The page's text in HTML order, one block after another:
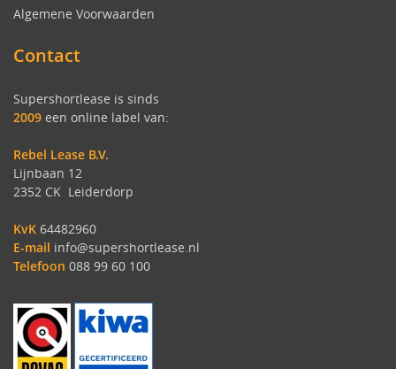
Algemene Voorwaarden
Contact
Supershortlease is sinds
2009 een online label van:
Rebel Lease B.V.
Lijnbaan 12
2352 CK Leiderdorp
KvK 64482960
E-mail info@supershortlease.nl
Telefoon 088 99 60 100